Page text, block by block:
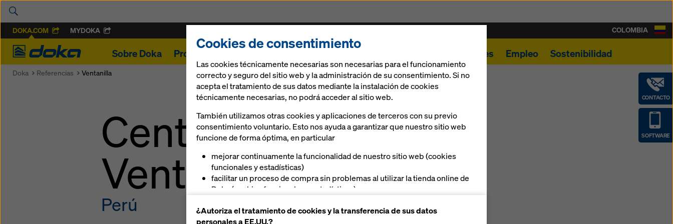
DOKA.COM MYDOKA
Doka
Sobre Doka Proyectos Novedades Empleo Sostenibilidad
CONTACTO
SOFTWARE
COLOMBIA
Doka Referencias Ventanilla
Centro Comercial
Ventanilla
Perú
Cookies de consentimiento
Las cookies técnicamente necesarias son necesarias para el funcionamiento
correcto y seguro del sitio web y la administración de su consentimiento. Si no
acepta el tratamiento de sus datos mediante la instalación de cookies
técnicamente necesarias, no podrá acceder al sitio web.
También utilizamos otras cookies y aplicaciones de terceros con su previo
consentimiento voluntario. Esto nos ayuda a garantizar que nuestro sitio web
funcione de forma óptima, en particular
mejorar continuamente la funcionalidad de nuestro sitio web (cookies
funcionales y estadísticas)
facilitar un proceso de compra sin problemas al utilizar la tienda online de
Doka (cookies funcionales y estadísticas),
plataformas (cookies de marketing)
¿Autoriza el tratamiento de cookies y la transferencia de sus datos
personales a EE.UU.?